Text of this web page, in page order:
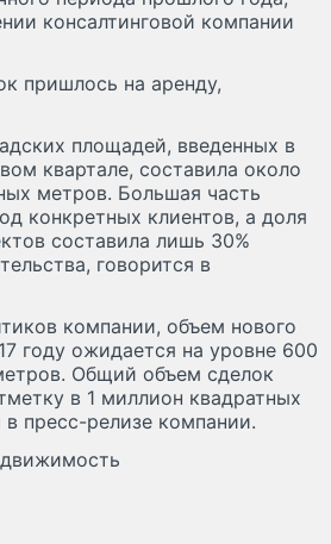
консалтинговой компании
пришлось на аренду,
площадей, введенных в
квартале, составила около
метров. Большая часть
конкретных клиентов, а доля
составила лишь 30%
говорится в
компании, объем нового
году ожидается на уровне 600
Общий объем сделок
в 1 миллион квадратных
пресс-релизе компании.